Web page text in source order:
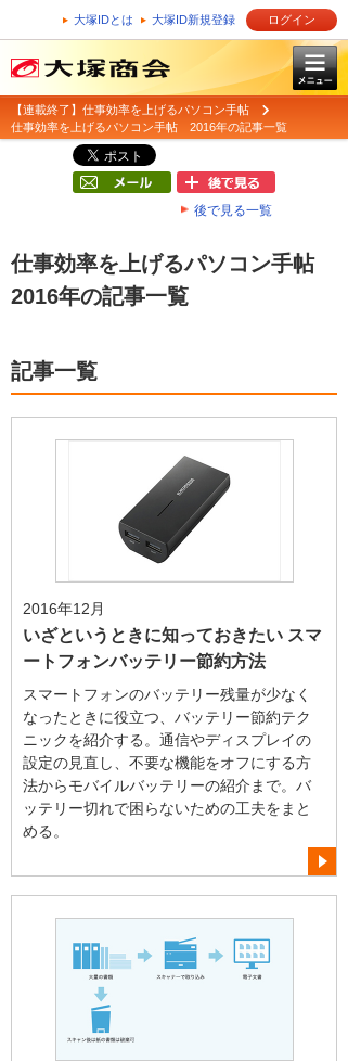
大塚IDとは 大塚ID新規登録 ログイン
【連載終了】仕事効率を上げるパソコン手帖
仕事効率を上げるパソコン手帖 2016年の記事一覧
後で見る一覧
仕事効率を上げるパソコン手帖
2016年の記事一覧
記事一覧
2016年12月
いざというときに知っておきたい スマ
ートフォンバッテリー節約方法
スマートフォンのバッテリー残量が少なく
なったときに役立つ、バッテリー節約テク
ニックを紹介する。通信やディスプレイの
設定の見直し、不要な機能をオフにする方
法からモバイルバッテリーの紹介まで。バ
ッテリー切れで困らないための工夫をまと
める。